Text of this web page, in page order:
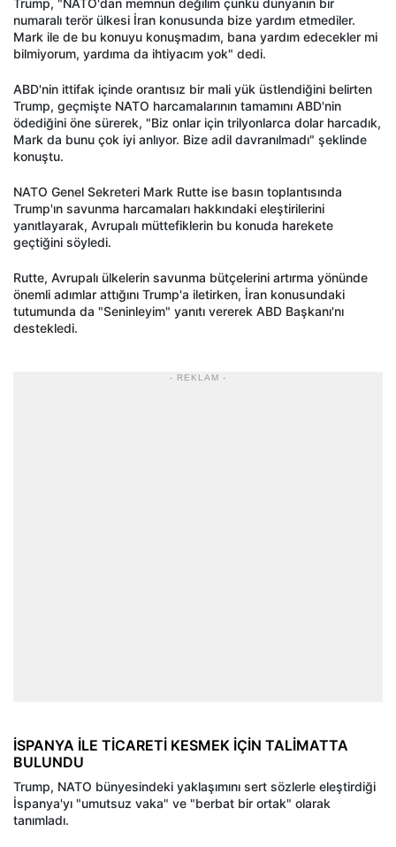
Trump, "NATO'dan memnun değilim çünkü dünyanın bir
numaralı terör ülkesi İran konusunda bize yardım etmediler.
Mark ile de bu konuyu konuşmadım, bana yardım edecekler mi
bilmiyorum, yardıma da ihtiyacım yok" dedi.
ABD'nin ittifak içinde orantısız bir mali yük üstlendiğini belirten
Trump, geçmişte NATO harcamalarının tamamını ABD'nin
ödediğini öne sürerek, "Biz onlar için trilyonlarca dolar harcadık,
Mark da bunu çok iyi anlıyor. Bize adil davranılmadı" şeklinde
konuştu.
NATO Genel Sekreteri Mark Rutte ise basın toplantısında
Trump'ın savunma harcamaları hakkındaki eleştirilerini
yanıtlayarak, Avrupalı müttefiklerin bu konuda harekete
geçtiğini söyledi.
Rutte, Avrupalı ülkelerin savunma bütçelerini artırma yönünde
önemli adımlar attığını Trump'a iletirken, İran konusundaki
tutumunda da "Seninleyim" yanıtı vererek ABD Başkanı'nı
destekledi.
- REKLAM -
İSPANYA İLE TİCARETİ KESMEK İÇİN TALİMATTA
BULUNDU
Trump, NATO bünyesindeki yaklaşımını sert sözlerle eleştirdiği
İspanya'yı "umutsuz vaka" ve "berbat bir ortak" olarak
tanımladı.